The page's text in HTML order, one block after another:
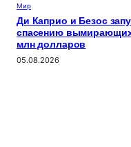
Мир
Ди Каприо и Безос
спасению
млн долларов
05.08.2026